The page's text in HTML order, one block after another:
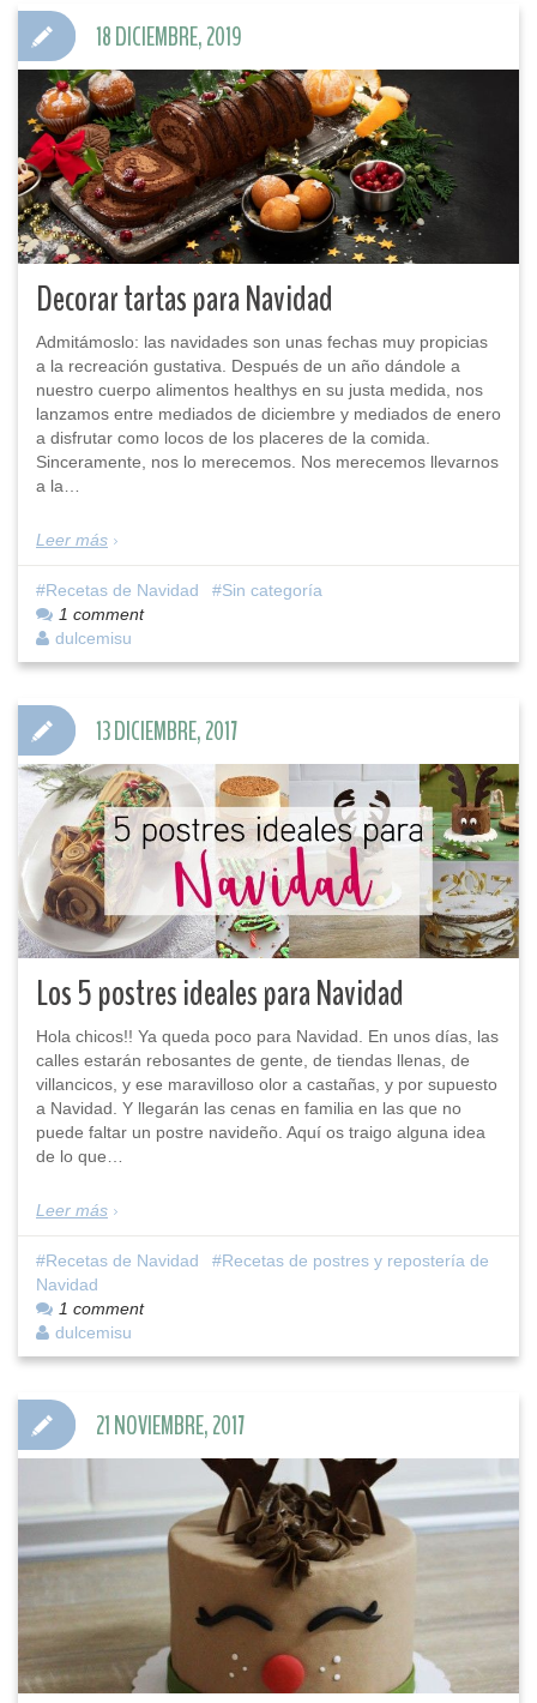
Decorar tartas para Navidad
Admitámoslo: las navidades son unas fechas muy propicias
a la recreación gustativa. Después de un año dándole a
nuestro cuerpo alimentos healthys en su justa medida, nos
lanzamos entre mediados de diciembre y mediados de enero
a disfrutar como locos de los placeres de la comida.
Sinceramente, nos lo merecemos. Nos merecemos llevarnos
a la…
Leer más
18 DICIEMBRE, 2019
Recetas de Navidad
Sin categoría
1 comment
dulcemisu
Los 5 postres ideales para Navidad
Hola chicos!! Ya queda poco para Navidad. En unos días, las
calles estarán rebosantes de gente, de tiendas llenas, de
villancicos, y ese maravilloso olor a castañas, y por supuesto
a Navidad. Y llegarán las cenas en familia en las que no
puede faltar un postre navideño. Aquí os traigo alguna idea
de lo que…
Leer más
13 DICIEMBRE, 2017
Recetas de Navidad
Recetas de postres y repostería de
Navidad
1 comment
dulcemisu
21 NOVIEMBRE, 2017